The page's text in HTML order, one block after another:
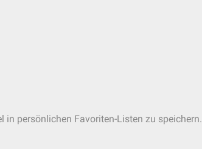
in persönlichen Favoriten-Listen zu speichern.